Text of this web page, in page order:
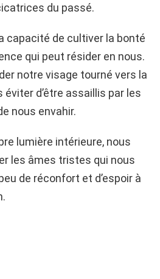
du passé.
capacité de cultiver la bonté
qui peut résider en nous.
notre visage tourné vers la
éviter d’être assaillis par les
nous envahir.
lumière intérieure, nous
les âmes tristes qui nous
de réconfort et d’espoir à